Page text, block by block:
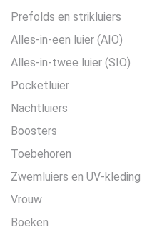
Prefolds en strikluiers
Alles-in-een luier (AIO)
Alles-in-twee luier (SIO)
Pocketluier
Nachtluiers
Boosters
Toebehoren
Zwemluiers en UV-kleding
Vrouw
Boeken